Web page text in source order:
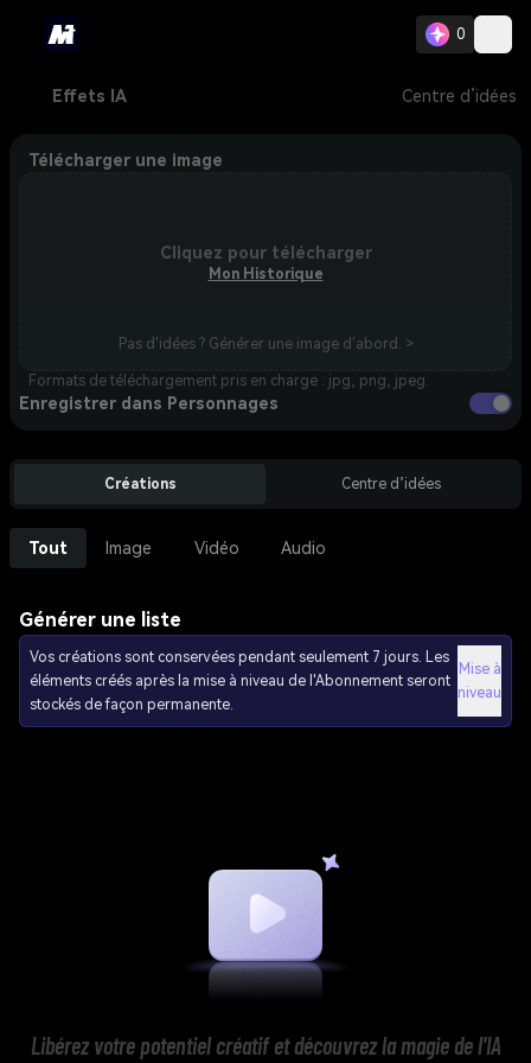
0
Effets IA Centre d’idées
Télécharger une image
Cliquez pour télécharger
Mon Historique
Pas d'idées ? Générer une image d'abord. >
Formats de téléchargement pris en charge : jpg, png, jpeg.
Enregistrer dans Personnages
Créations Centre d’idées
Tout Image Vidéo Audio
Générer une liste
Vos créations sont conservées pendant seulement 7 jours. Les
éléments créés après la mise à niveau de l'Abonnement seront
stockés de façon permanente.
Mise à
niveau
Libérez votre potentiel créatif et découvrez la magie de l'IA